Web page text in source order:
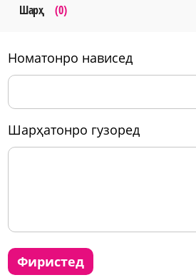
Шарҳ (0)
номатонро нависед
шарҳатонро гузоред
фиристед